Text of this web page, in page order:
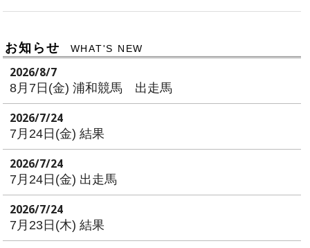
お知らせ WHAT'S NEW
2026/8/7
8月7日(金) 浦和競馬 出走馬
2026/7/24
7月24日(金) 結果
2026/7/24
7月24日(金) 出走馬
2026/7/24
7月23日(木) 結果